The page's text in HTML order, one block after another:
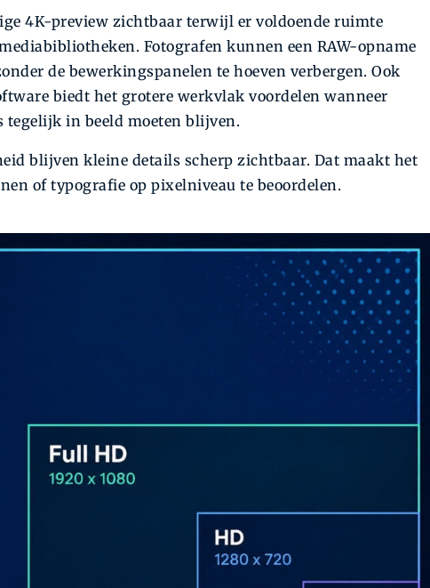
4K-preview zichtbaar terwijl er voldoende ruimte
Fotografen kunnen een RAW-opname
de bewerkingspanelen te hoeven verbergen. Ook
biedt het grotere werkvlak voordelen wanneer
tegelijk in beeld moeten blijven.
blijven kleine details scherp zichtbaar. Dat maakt het
of typografie op pixelniveau te beoordelen.